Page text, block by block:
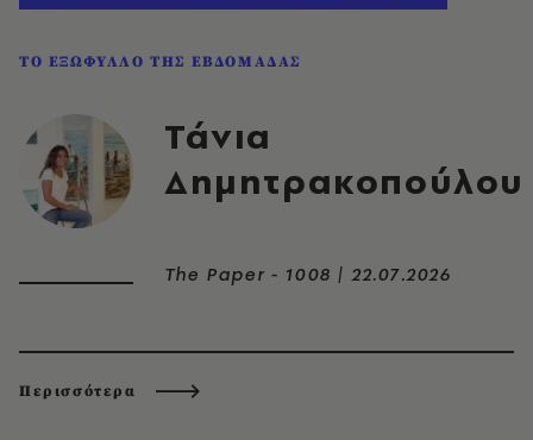
ΤΟ ΕΞΩΦΥΛΛΟ ΤΗΣ ΕΒΔΟΜΑΔΑΣ
Τάνια
Δημητρακοπούλου
The Paper - 1008 | 22.07.2026
Περισσότερα